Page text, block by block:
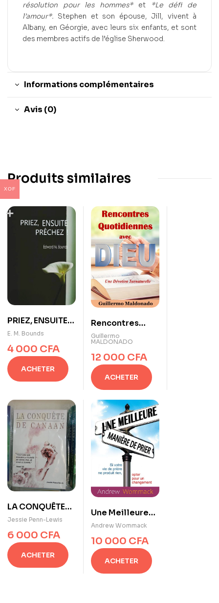
résolution pour les hommes* et
*Le défi de
l’amour*. Stephen et son épouse, Jill, vivent à
Albany, en Géorgie, avec leurs six enfants, et sont
des membres actifs de l’église Sherwood.
Informations complémentaires
Avis (0)
Produits similaires
PRIEZ, ENSUITE
PRÊCHEZ de E. M.
Bounds
E. M. Bounds
4 000 CFA
ACHETER
Rencontres
quotidiennes
avec Dieu – Une
dévotion
surnaturelle
Guillermo
MALDONADO
12 000 CFA
ACHETER
LA CONQUÊTE
DE CANAAN de
Jessie Penn-
Lewis
Jessie Penn-Lewis
6 000 CFA
ACHETER
Une Meilleure
Manière de Prier
Andrew Wommack
10 000 CFA
ACHETER
XOF